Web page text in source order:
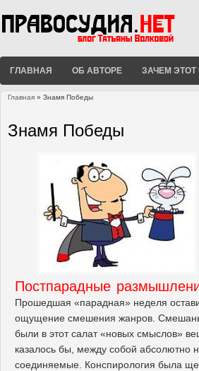
ГЛАВНАЯ ОБ АВТОРЕ ЗАЧЕМ ЭТОТ
Главная » Знамя Победы
Знамя Победы
Постпарадные
Прошедшая «парадная» неделя
ощущение смешения жанров.
были в этот салат «новых смыслов»
казалось бы, между собой абсолютно
соединяемые. Конспирология была